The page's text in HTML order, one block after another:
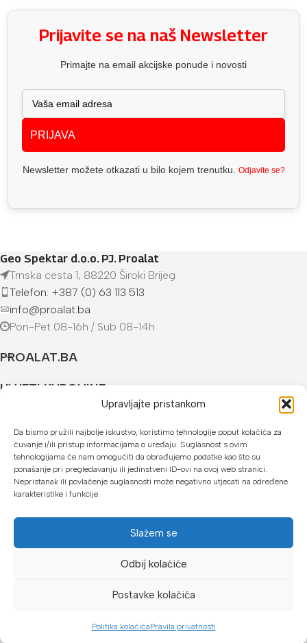
Upravljajte pristankom
Da bismo pružili najbolje iskustvo, koristimo tehnologije poput kolačića za
čuvanje i/ili pristup informacijama o uređaju. Suglasnost s ovim
tehnologijama će nam omogućiti da obrađujemo podatke kao što su
ponašanje pri pregledavanju ili jedinstveni ID-ovi na ovoj web stranici.
Nepristanak ili povlačenje suglasnosti može negativno utjecati na određene
karakteristike i funkcije.
Slažem se
Odbij kolaćiće
Postavke kolačića
Politika kolačićaPravila privatnosti
Prijavite se na naš Newsletter
Primajte na email akcijske ponude i novosti
PRIJAVA
Newsletter možete otkazati u bilo kojem trenutku. Odjavite se?
Geo Spektar d.o.o. PJ. Proalat
Trnska cesta 1, 88220 Široki Brijeg
Telefon: +387 (0) 63 113 513
info@proalat.ba
Pon-Pet 08-16h / Sub 08-14h
PROALAT.BA
UVJETI KUPOVINE
U našoj web trgovini možete platiti:
Kreditnim karticama jednokratno ili do 24 rate
Općom uplatnicom, virmanom, internet bankarstvom
Gotovinom prilikom preuzimanja
Mikrofin do 18 rata
Copyright © 2026 Proalat.ba